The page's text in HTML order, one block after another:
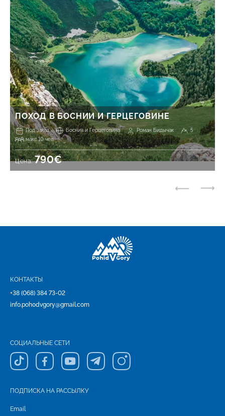
ПОХОД В БОСНИИ И ГЕРЦЕГОВИНЕ
Под заказ Босния и Герцеговина Роман Бидычак
5
макс 10 чел.
Цена:790€
КОНТАКТЫ
+38 (068) 384 73-02
info.pohodvgory@gmail.com
СОЦИАЛЬНЫЕ СЕТИ
ПОДПИСКА НА РАССЫЛКУ